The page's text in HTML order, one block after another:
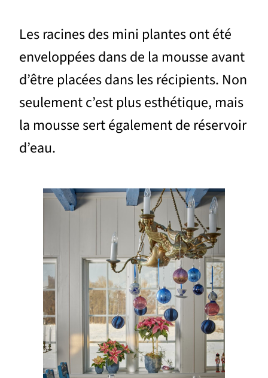
Les racines des mini plantes ont été
enveloppées dans de la mousse avant
d’être placées dans les récipients. Non
seulement c’est plus esthétique, mais
la mousse sert également de réservoir
d’eau.